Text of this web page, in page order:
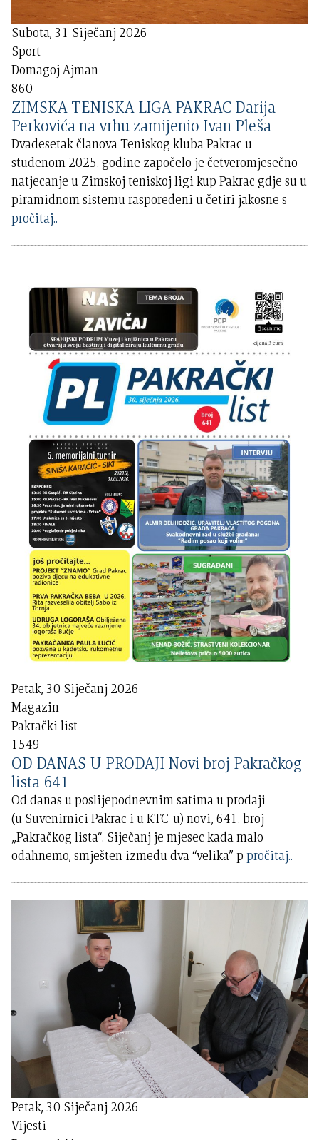
Subota, 31 Siječanj 2026
Sport
Domagoj Ajman
860
ZIMSKA TENISKA LIGA PAKRAC Darija
Perkovića na vrhu zamijenio Ivan Pleša
Dvadesetak članova Teniskog kluba Pakrac u
studenom 2025. godine započelo je četveromjesečno
natjecanje u Zimskoj teniskoj ligi kup Pakrac gdje su u
piramidnom sistemu raspoređeni u četiri jakosne s
pročitaj..
Petak, 30 Siječanj 2026
Magazin
Pakrački list
1549
OD DANAS U PRODAJI Novi broj Pakračkog
lista 641
Od danas u poslijepodnevnim satima u prodaji
(u Suvenirnici Pakrac i u KTC-u) novi, 641. broj
„Pakračkog lista“. Siječanj je mjesec kada malo
odahnemo, smješten između dva “velika” ppročitaj..
Petak, 30 Siječanj 2026
Vijesti